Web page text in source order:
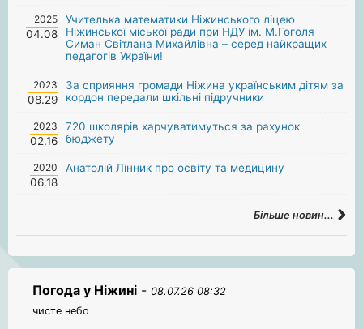
2025
04.08
Учителька математики Ніжинського ліцею
Ніжинської міської ради при НДУ ім. М.Гоголя
Симан Світлана Михайлівна – серед найкращих
педагогів України!
2023
08.29
За сприяння громади Ніжина українським дітям за
кордон передали шкільні підручники
2023
02.16
720 школярів харчуватимуться за рахунок
бюджету
2020
06.18
Анатолій Лінник про освіту та медицину
Більше новин...
Погода у Ніжині - 08.07.26 08:32
чисте небо